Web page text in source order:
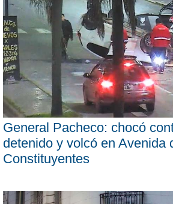
General Pacheco: chocó
detenido y volcó en Avenida
Constituyentes